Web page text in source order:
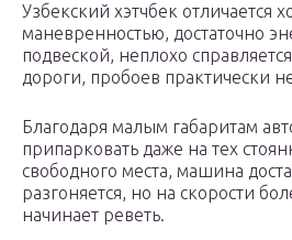
Узбекский хэтчбек отличается
маневренностью, достаточно
подвеской, неплохо
дороги, пробоев практически
Благодаря малым габаритам
припарковать даже на тех
свободного места, машина
разгоняется, но на скорости
начинает реветь.